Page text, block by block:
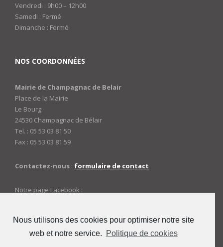
Nous utilisons des cookies pour optimiser notre site
web et notre service.
Politique de cookies
Vendredi : 9h00 – 12h00
Samedi : Fermé
Dimanche : Fermé
NOS COORDONNÉES
Mairie de Champagnac de Belair
Place de la Mairie
Le Bourg
24530 Champagnac de Bélair
Tel. : 05 53 03 81 50
Fax : 05 53 03 81 59
Contactez-nous : formulaire de contact
Notre page Facebook :
ACCES ADMINISTRATEURS